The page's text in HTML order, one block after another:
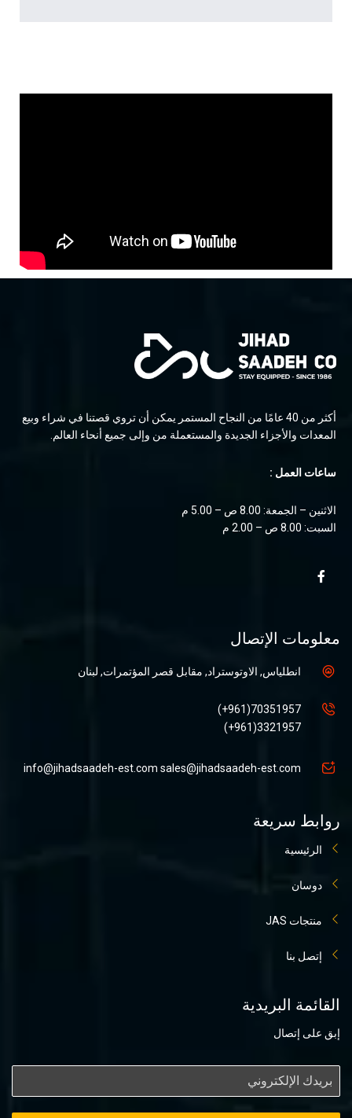
أكثر من 40 عامًا من النجاح المستمر يمكن أن تروي قصتنا في شراء وبيع
المعدات والأجزاء الجديدة والمستعملة من وإلى جميع أنحاء العالم.
ساعات العمل :
الاثنين – الجمعة: 8.00 ص – 5.00 م
السبت: 8.00 ص – 2.00 م
معلومات الإتصال
انطلياس, الاوتوستراد, مقابل قصر المؤتمرات, لبنان
70351957(961+)
3321957(961+)
info@jihadsaadeh-est.com sales@jihadsaadeh-est.com
روابط سريعة
الرئيسية
دوسان
منتجات JAS
إتصل بنا
القائمة البريدية
إبق على إتصال